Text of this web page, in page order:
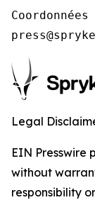
Coordonnées
Legal
EIN Presswire
without
responsibility